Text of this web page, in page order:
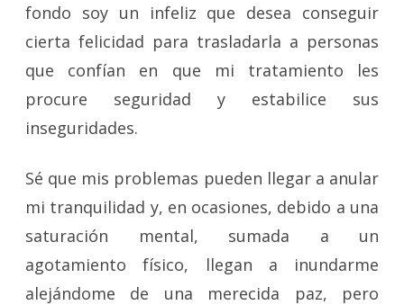
fondo soy un infeliz que desea conseguir
cierta felicidad para trasladarla a personas
que confían en que mi tratamiento les
procure seguridad y estabilice sus
inseguridades.
Sé que mis problemas pueden llegar a anular
mi tranquilidad y, en ocasiones, debido a una
saturación mental, sumada a un
agotamiento físico, llegan a inundarme
alejándome de una merecida paz, pero